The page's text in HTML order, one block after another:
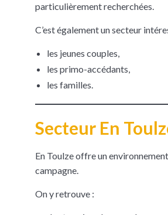
particulièrement recherchées.
C’est également un secteur
les jeunes couples,
les primo-accédants,
les familles.
Secteur En
En Toulze offre un
campagne.
On y retrouve :